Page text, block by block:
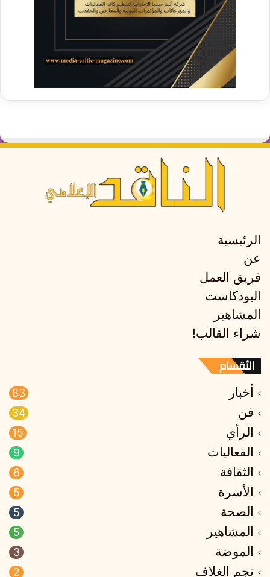
الرئيسية
عن
فريق العمل
البودكاست
المشاهير
شراء القالب!
الأقسام
أخبار 83
فن 34
الرأي 15
الفعاليات 9
الثقافة 6
الأسرة 5
الصحة 5
المشاهير 5
الموضة 3
نجم الغلاف 2